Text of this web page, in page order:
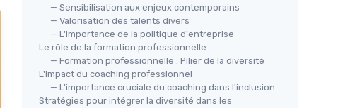
— Sensibilisation aux enjeux contemporains
— Valorisation des talents divers
— L'importance de la politique d'entreprise
Le rôle de la formation professionnelle
— Formation professionnelle : Pilier de la diversité
L'impact du coaching professionnel
— L'importance cruciale du coaching dans l'inclusion
Stratégies pour intégrer la diversité dans les